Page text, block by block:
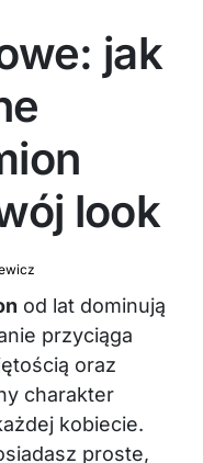
jak
look
od lat dominują
przyciąga
oraz
charakter
kobiecie.
proste,